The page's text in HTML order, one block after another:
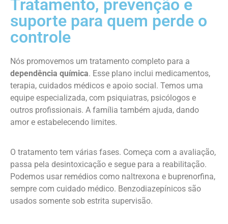
Tratamento, prevenção e
suporte para quem perde o
controle
Nós promovemos um tratamento completo para a
dependência química. Esse plano inclui medicamentos,
terapia, cuidados médicos e apoio social. Temos uma
equipe especializada, com psiquiatras, psicólogos e
outros profissionais. A família também ajuda, dando
amor e estabelecendo limites.
O tratamento tem várias fases. Começa com a avaliação,
passa pela desintoxicação e segue para a reabilitação.
Podemos usar remédios como naltrexona e buprenorfina,
sempre com cuidado médico. Benzodiazepínicos são
usados somente sob estrita supervisão.